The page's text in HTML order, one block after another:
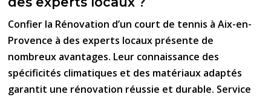
Confier la Rénovation d’un court de tennis à Aix-en-
Provence à des experts locaux présente de
nombreux avantages. Leur connaissance des
spécificités climatiques et des matériaux adaptés
garantit une rénovation réussie et durable. Service